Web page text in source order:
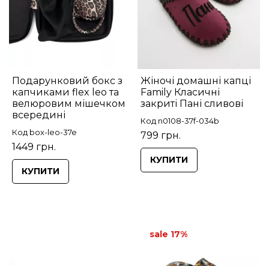
Подарунковий бокс з
капчиками flex leo та
велюровим мішечком
всередині
Код box-leo-37e
1449 грн.
КУПИТИ
Жіночі домашні капці
Family Класичні
закриті Пані сливові
Код n0108-37f-034b
799 грн.
КУПИТИ
sale 17%